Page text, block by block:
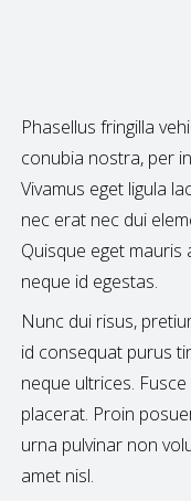
Phasellus fringilla
conubia nostra, per
Vivamus eget ligula
nec erat nec dui
Quisque eget
neque id egestas.
Nunc dui risus,
id consequat purus
neque ultrices.
placerat. Proin
urna pulvinar non
amet nisl.